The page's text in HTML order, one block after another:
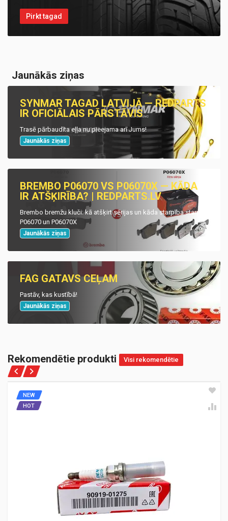
Pirkt tagad
Jaunākās ziņas
SYNMAR TAGAD LATVIJĀ — REDPARTS
IR OFICIĀLAIS PĀRSTĀVIS
Trasē pārbaudīta eļļa nu pieejama arī Jums!
Jaunākās ziņas
BREMBO P06070 VS P06070X — KĀDA
IR ATŠĶIRĪBA? | REDPARTS.LV
Brembo bremžu kluči: kā atšķirt sērijas un kāda starpība starp
P06070 un P06070X
Jaunākās ziņas
FAG GATAVS CEĻAM
Pastāv, kas kustībā!
Jaunākās ziņas
Rekomendētie produkti Visi rekomendētie
NEW
HOT